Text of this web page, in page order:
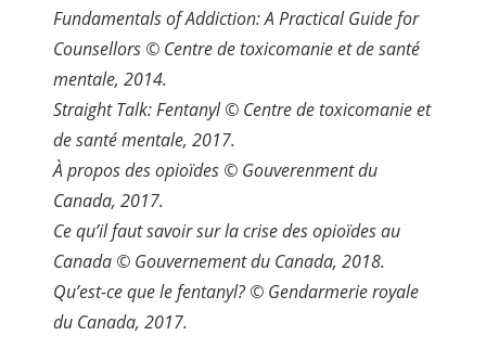
Fundamentals of Addiction: A Practical Guide for
Counsellors © Centre de toxicomanie et de santé
mentale, 2014.
Straight Talk: Fentanyl © Centre de toxicomanie et
de santé mentale, 2017.
À propos des opioïdes © Gouverenment du
Canada, 2017.
Ce qu’il faut savoir sur la crise des opioïdes au
Canada © Gouvernement du Canada, 2018.
Qu’est-ce que le fentanyl? © Gendarmerie royale
du Canada, 2017.